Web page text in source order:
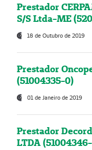
Prestador
S/S Ltda-ME
18 de Outubro de 2019
Prestador
(51004335-0)
01 de Janeiro de 2019
Prestador
LTDA